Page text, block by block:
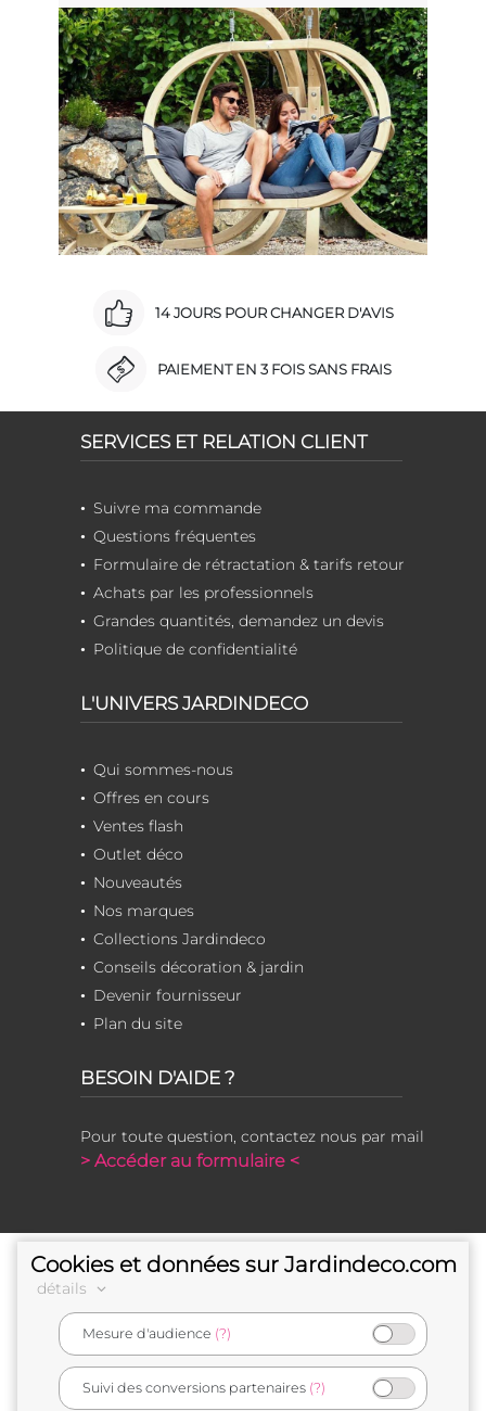
14 JOURS POUR CHANGER D'AVIS
PAIEMENT EN 3 FOIS SANS FRAIS
SERVICES ET RELATION CLIENT
Suivre ma commande
Questions fréquentes
Formulaire de rétractation & tarifs retour
Achats par les professionnels
Grandes quantités, demandez un devis
Politique de confidentialité
L'UNIVERS JARDINDECO
Qui sommes-nous
Offres en cours
Ventes flash
Outlet déco
Nouveautés
Nos marques
Collections Jardindeco
Conseils décoration & jardin
Devenir fournisseur
Plan du site
BESOIN D'AIDE ?
Pour toute question, contactez nous par mail
> Accéder au formulaire <
e-commerçant français
Cookies et données sur Jardindeco.com
détails
Mesure d'audience (?)
Suivi des conversions partenaires (?)